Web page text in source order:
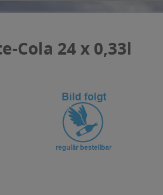
Cola 24 x 0,33l